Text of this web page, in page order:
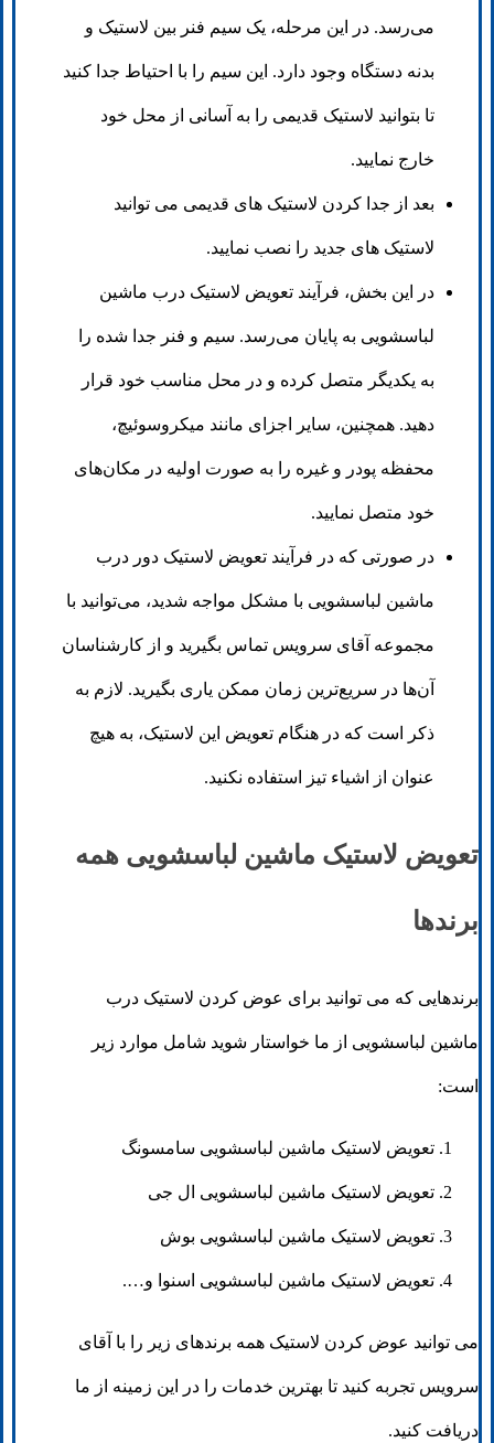
می‌رسد. در این مرحله، یک سیم فنر بین لاستیک و
بدنه دستگاه وجود دارد. این سیم را با احتیاط جدا کنید
تا بتوانید لاستیک قدیمی را به آسانی از محل خود
خارج نمایید.
بعد از جدا کردن لاستیک های قدیمی می توانید
لاستیک های جدید را نصب نمایید.
در این بخش، فرآیند تعویض لاستیک درب ماشین
لباسشویی به پایان می‌رسد. سیم و فنر جدا شده را
به یکدیگر متصل کرده و در محل مناسب خود قرار
دهید. همچنین، سایر اجزای مانند میکروسوئیچ،
محفظه پودر و غیره را به صورت اولیه در مکان‌های
خود متصل نمایید.
در صورتی که در فرآیند تعویض لاستیک دور درب
ماشین لباسشویی با مشکل مواجه شدید، می‌توانید با
مجموعه آقای سرویس تماس بگیرید و از کارشناسان
آن‌ها در سریع‌ترین زمان ممکن یاری بگیرید. لازم به
ذکر است که در هنگام تعویض این لاستیک، به هیچ
عنوان از اشیاء تیز استفاده نکنید.
تعویض لاستیک ماشین لباسشویی همه
برندها
برندهایی که می توانید برای عوض کردن لاستیک درب
ماشین لباسشویی از ما خواستار شوید شامل موارد زیر
است:
تعویض لاستیک ماشین لباسشویی سامسونگ
تعویض لاستیک ماشین لباسشویی ال جی
تعویض لاستیک ماشین لباسشویی بوش
تعویض لاستیک ماشین لباسشویی اسنوا و….
می توانید عوض کردن لاستیک همه برندهای زیر را با آقای
سرویس تجربه کنید تا بهترین خدمات را در این زمینه از ما
دریافت کنید.